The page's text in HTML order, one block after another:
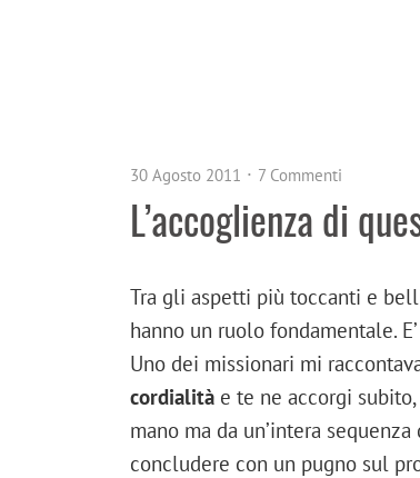
30 Agosto 2011 7 Commenti
L’accoglienza di
Tra gli aspetti più toccanti e
hanno un ruolo fondamentale.
Uno dei missionari mi
cordialità e te ne accorgi
mano ma da un’intera
concludere con un pugno sul